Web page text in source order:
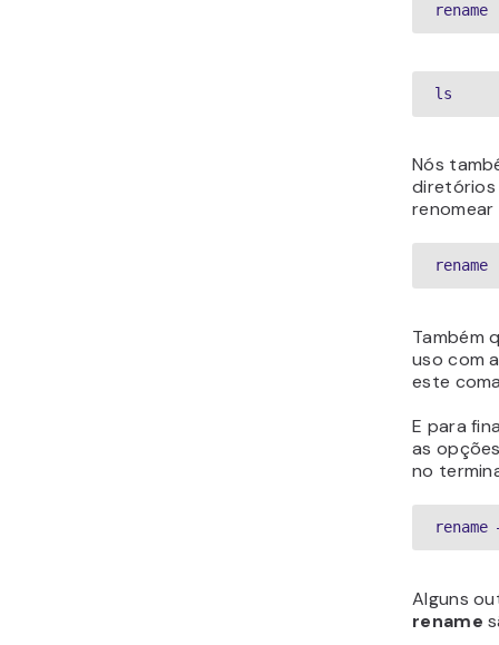
ls
Nós
diretórios
renomear
Também
uso com
este
E para
as
no
rename
Alguns
rename